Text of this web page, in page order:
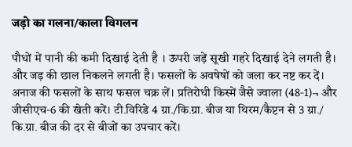
जड़ो का गलना/काला विगलन
पौधों में पानी की कमी दिखाई देती है । ऊपरी जड़ें सूखी गहरे दिखाई देने लगती है।
और जड़ की छाल निकलने लगती है। फसलों के अवषेषों को जला कर नष्ट कर दें।
अनाज की फसलों के साथ फसल चक्र लें। प्रतिरोधी किस्में जैसे ज्वाला (48-1)¬ और
जीसीएच-6 की खेती करें। टी.विरिडे 4 ग्रा./कि.ग्रा. बीज या थिरम/कैप्टन से 3 ग्रा./
कि.ग्रा. बीज की दर से बीजों का उपचार करें।